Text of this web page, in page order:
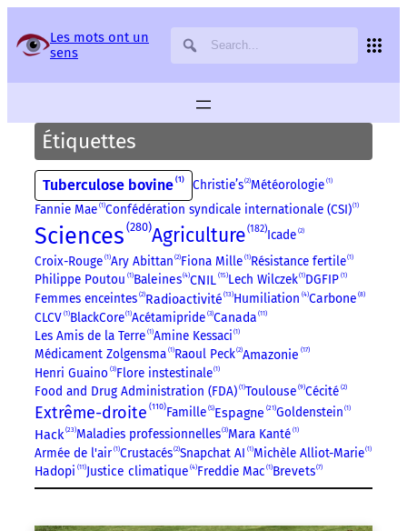
Les mots ont un
sens
Étiquettes
Tuberculose bovine 1 Christie’s 2 Météorologie 1
Fannie Mae 1 Confédération syndicale internationale (CSI) 1
Sciences 280 Agriculture 182 Icade 2
Croix-Rouge 1 Ary Abittan 2 Fiona Mille 1 Résistance fertile 1
Philippe Poutou 1 Baleines 4 CNIL 15 Lech Wilczek 1 DGFIP 1
Femmes enceintes 2 Radioactivité 13 Humiliation 4 Carbone 8
CLCV 1 BlackCore 1 Acétamipride 3 Canada 11
Les Amis de la Terre 1 Amine Kessaci 1
Médicament Zolgensma 1 Raoul Peck 2 Amazonie 17
Henri Guaino 3 Flore instestinale 1
Food and Drug Administration (FDA) 1 Toulouse 9 Cécité 2
Extrême-droite 110 Famille 5 Espagne 21 Goldenstein 1
Hack 23 Maladies professionnelles 3 Mara Kanté 1
Armée de l'air 1 Crustacés 2 Snapchat AI 1 Michèle Alliot-Marie 1
Hadopi 11 Justice climatique 4 Freddie Mac 1 Brevets 7
Panneau de gestion des services